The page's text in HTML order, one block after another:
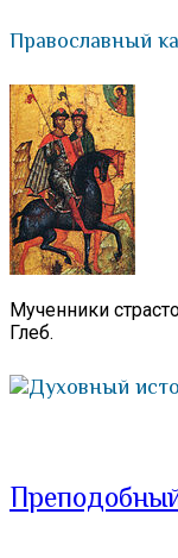
Православный
Мученники
Глеб.
Духовный